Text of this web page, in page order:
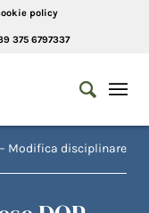
policy
375 6797337
– Modifica disciplinare